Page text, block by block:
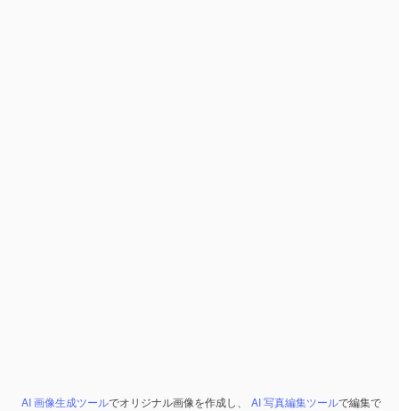
AI 画像生成ツールでオリジナル画像を作成し、 AI 写真編集ツールで編集で